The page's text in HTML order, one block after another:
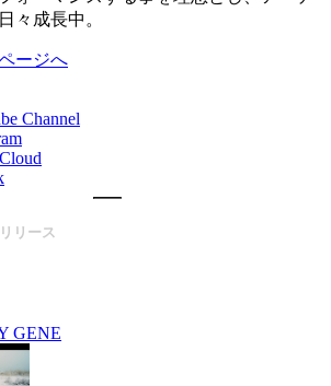
々成長中。
ージへ
リース
GENE